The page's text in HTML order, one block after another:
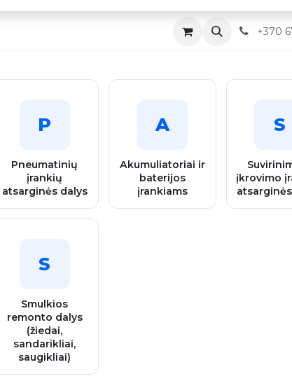
Servisas Kontaktai
+370
P
Pneumatinių
įrankių
atsarginės dalys
A
Akumuliatoriai ir
baterijos
įrankiams
S
įkrovimo
S
Smulkios
remonto dalys
(žiedai,
sandarikliai,
saugikliai)